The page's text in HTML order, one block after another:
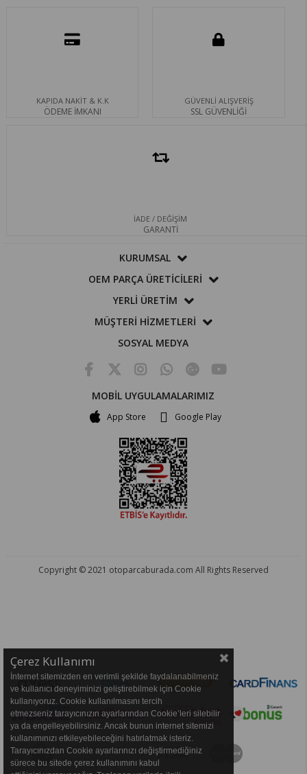
KAPIDA NAKİT & K.K
ÖDEME İMKANI
GÜVENLİ ALIŞVERİŞ
SSL GÜVENLİĞİ
İADE / DEĞİŞİM
GARANTİ
KURUMSAL
OEM PARÇA ÜRETİCİLERİ
YERLİ ÜRETİM
MÜŞTERİ HİZMETLERİ
SOSYAL MEDYA
MOBİL UYGULAMALARIMIZ
App Store Google Play
Copyright © 2021 otoparcaburada.com All Rights Reserved
Çerez Kullanımı
İnternet sitemizden en verimli şekilde faydalanabilmeniz
ve kullanıcı deneyiminizi geliştirebilmek için Cookie
kullanıyoruz. Cookie kullanılmasını tercih
etmezseniz tarayıcınızın ayarlarından Cookie’leri silebilir
ya da engelleyebilirsiniz. Ancak bunun internet sitemizi
kullanımınızı etkileyebileceğini hatırlatmak isteriz.
Tarayıcınızdan Cookie ayarlarınızı değiştirmediğiniz
sürece bu sitede çerez kullanımını kabul